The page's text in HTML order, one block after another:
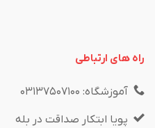
راه های ارتباطی
آموزشگاه: ۰۳۱۳۷۵۰۷۱۰۰
پویا ابتکار صداقت در بله